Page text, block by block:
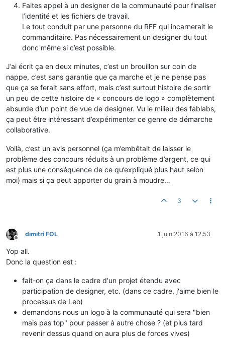
Faites appel à un designer de la communauté pour finaliser
l’identité et les fichiers de travail.
Le tout conduit par une personne du RFF qui incarnerait le
commanditaire. Pas nécessairement un designer du tout
donc même si c’est possible.
J’ai écrit ça en deux minutes, c’est un brouillon sur coin de
nappe, c’est sans garantie que ça marche et je ne pense pas
que ça se ferait sans effort, mais c’est surtout histoire de sortir
un peu de cette histoire de « concours de logo » complètement
absurde d’un point de vue de designer. Vu le milieu des fablabs,
ça peut être intéressant d’expérimenter ce genre de démarche
collaborative.
Voilà, c’est un avis personnel (ça m’embêtait de laisser le
problème des concours réduits à un problème d’argent, ce qui
est plus une conséquence de ce qu’expliqué plus haut selon
moi) mais si ça peut apporter du grain à moudre…
3
Hors-ligne
dimitri FOL 1 juin 2016 à 12:53
Yop all.
Donc la question est :
fait-on ça dans le cadre d'un projet étendu avec
participation de designer, etc. (dans ce cadre, j'aime bien le
processus de Leo)
demandons nous un logo à la communauté qui sera "bien
mais pas top" pour passer à autre chose ? (et plus tard
revenir dessus quand on aura plus de forces vives)